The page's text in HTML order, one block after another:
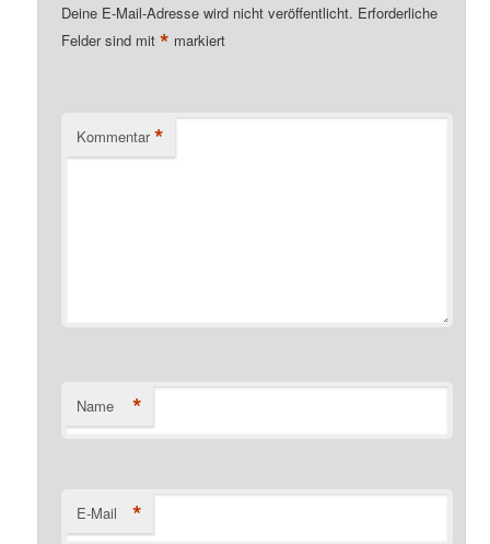
Deine E-Mail-Adresse wird nicht veröffentlicht. Erforderliche
Felder sind mit* markiert
Kommentar *
Name *
E-Mail *